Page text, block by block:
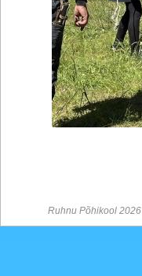
Ruhnu Põhikool 2026